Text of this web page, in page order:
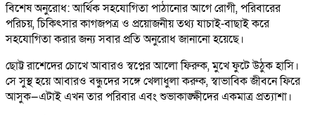
বিশেষ অনুরোধ: আর্থিক সহযোগিতা পাঠানোর আগে রোগী, পরিবারের
পরিচয়, চিকিৎসার কাগজপত্র ও প্রয়োজনীয় তথ্য যাচাই-বাছাই করে
সহযোগিতা করার জন্য সবার প্রতি অনুরোধ জানানো হয়েছে।
ছোট্ট রাশেদের চোখে আবারও স্বপ্নের আলো ফিরুক, মুখে ফুটে উঠুক হাসি।
সে সুস্থ হয়ে আবারও বন্ধুদের সঙ্গে খেলাধুলা করুক, স্বাভাবিক জীবনে ফিরে
আসুক—এটাই এখন তার পরিবার এবং শুভাকাঙ্ক্ষীদের একমাত্র প্রত্যাশা।